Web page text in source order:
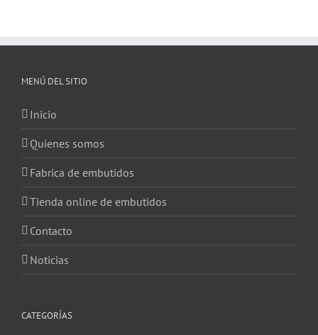
MENÚ DEL SITIO
Inicio
Quienes somos
Fabrica de embutidos
Tienda online de embutidos
Contacto
Noticias
CATEGORÍAS